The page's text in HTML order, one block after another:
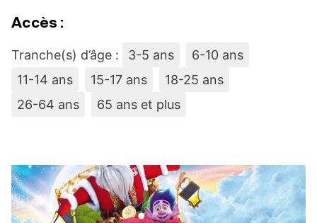
Accès :
Tranche(s) d’âge : 3-5 ans
6-10 ans
11-14 ans
15-17 ans
18-25 ans
26-64 ans
65 ans et plus